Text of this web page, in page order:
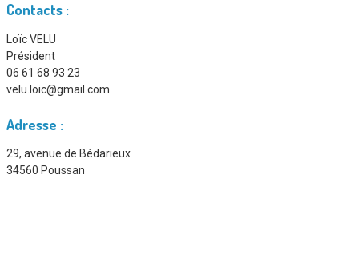
Contacts :
Loïc VELU
Président
06 61 68 93 23
velu.loic@gmail.com
Adresse :
29, avenue de Bédarieux
34560 Poussan